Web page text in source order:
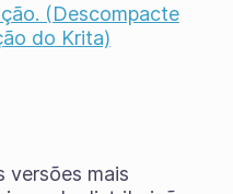
(Descompacte
do Krita)
versões mais